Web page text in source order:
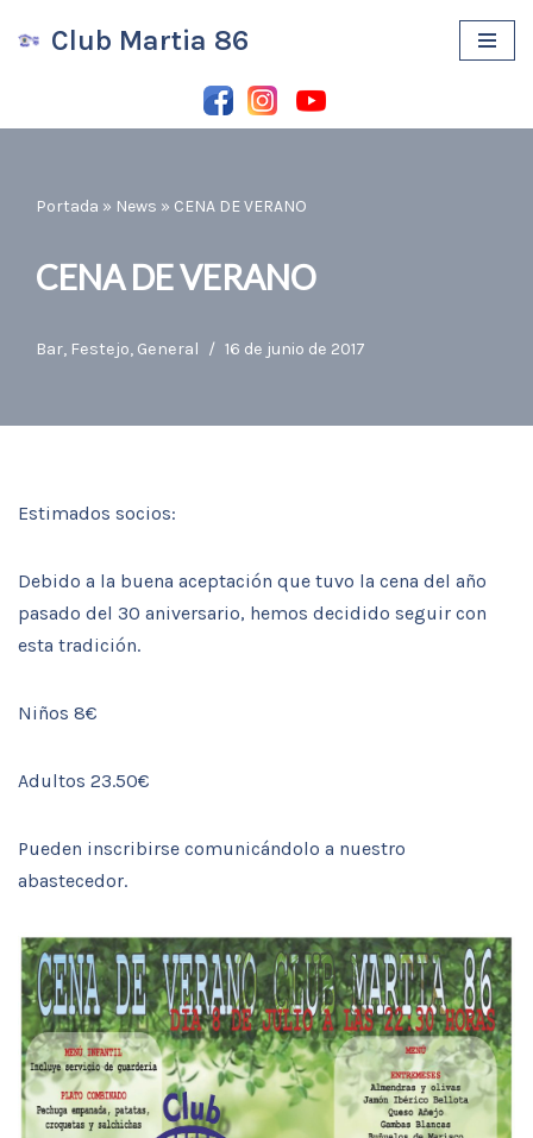
contenido
Club Martia 86
Portada » News » CENA DE VERANO
CENA DE VERANO
Bar, Festejo, General 16 de junio de 2017
Estimados socios:
Debido a la buena aceptación que tuvo la cena del año
pasado del 30 aniversario, hemos decidido seguir con
esta tradición.
Niños 8€
Adultos 23.50€
Pueden inscribirse comunicándolo a nuestro
abastecedor.